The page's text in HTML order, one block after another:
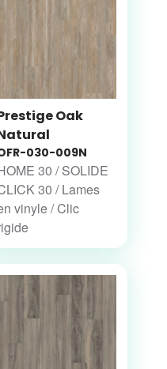
Oak
030-009N
30 / SOLIDE
30 / Lames
vinyle / Clic